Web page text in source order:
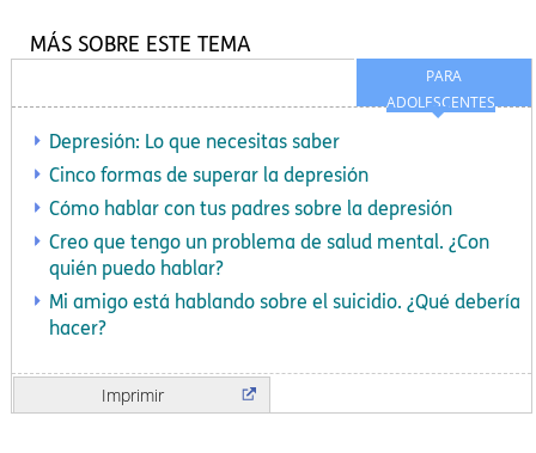
PARA
ADOLESCENTES
MÁS SOBRE ESTE TEMA
Depresión: Lo que necesitas saber
Cinco formas de superar la depresión
Cómo hablar con tus padres sobre la depresión
Creo que tengo un problema de salud mental. ¿Con
quién puedo hablar?
Mi amigo está hablando sobre el suicidio. ¿Qué debería
hacer?
Imprimir